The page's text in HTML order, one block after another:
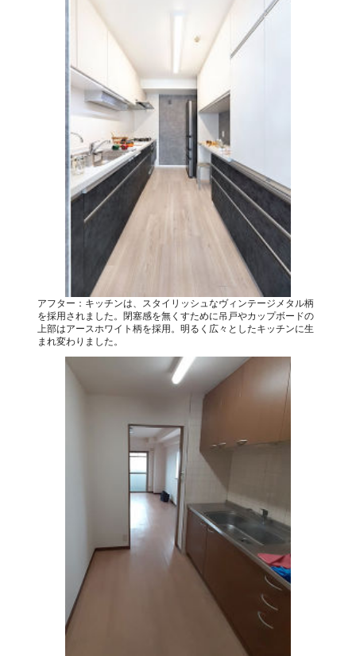
アフター：キッチンは、スタイリッシュなヴィンテージメタル柄
を採用されました。閉塞感を無くすために吊戸やカップボードの
上部はアースホワイト柄を採用。明るく広々としたキッチンに生
まれ変わりました。